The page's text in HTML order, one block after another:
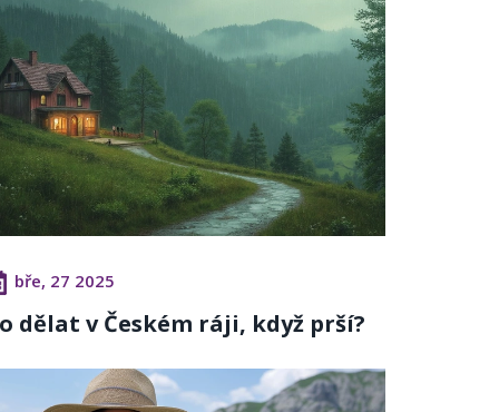
bře, 27 2025
dělat v Českém ráji, když prší?